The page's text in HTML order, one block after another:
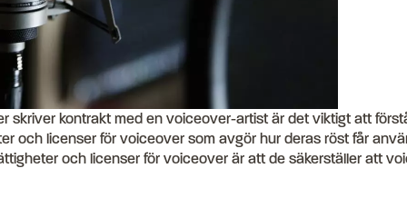
skriver kontrakt med en voiceover-artist är det viktigt att
och licenser för voiceover som avgör hur deras röst får
och licenser för voiceover är att de säkerställer att